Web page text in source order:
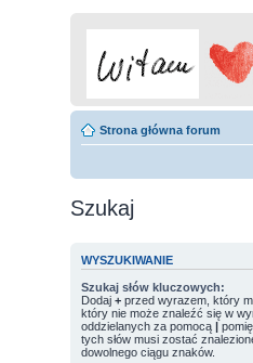
Strona główna forum
Szukaj
WYSZUKIWANIE
Szukaj słów kluczowych:
Dodaj + przed wyrazem, który
który nie może znaleźć się w
oddzielanych za pomocą |
tych słów musi zostać
dowolnego ciągu znaków.